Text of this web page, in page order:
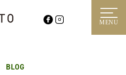
MENU
BLOG